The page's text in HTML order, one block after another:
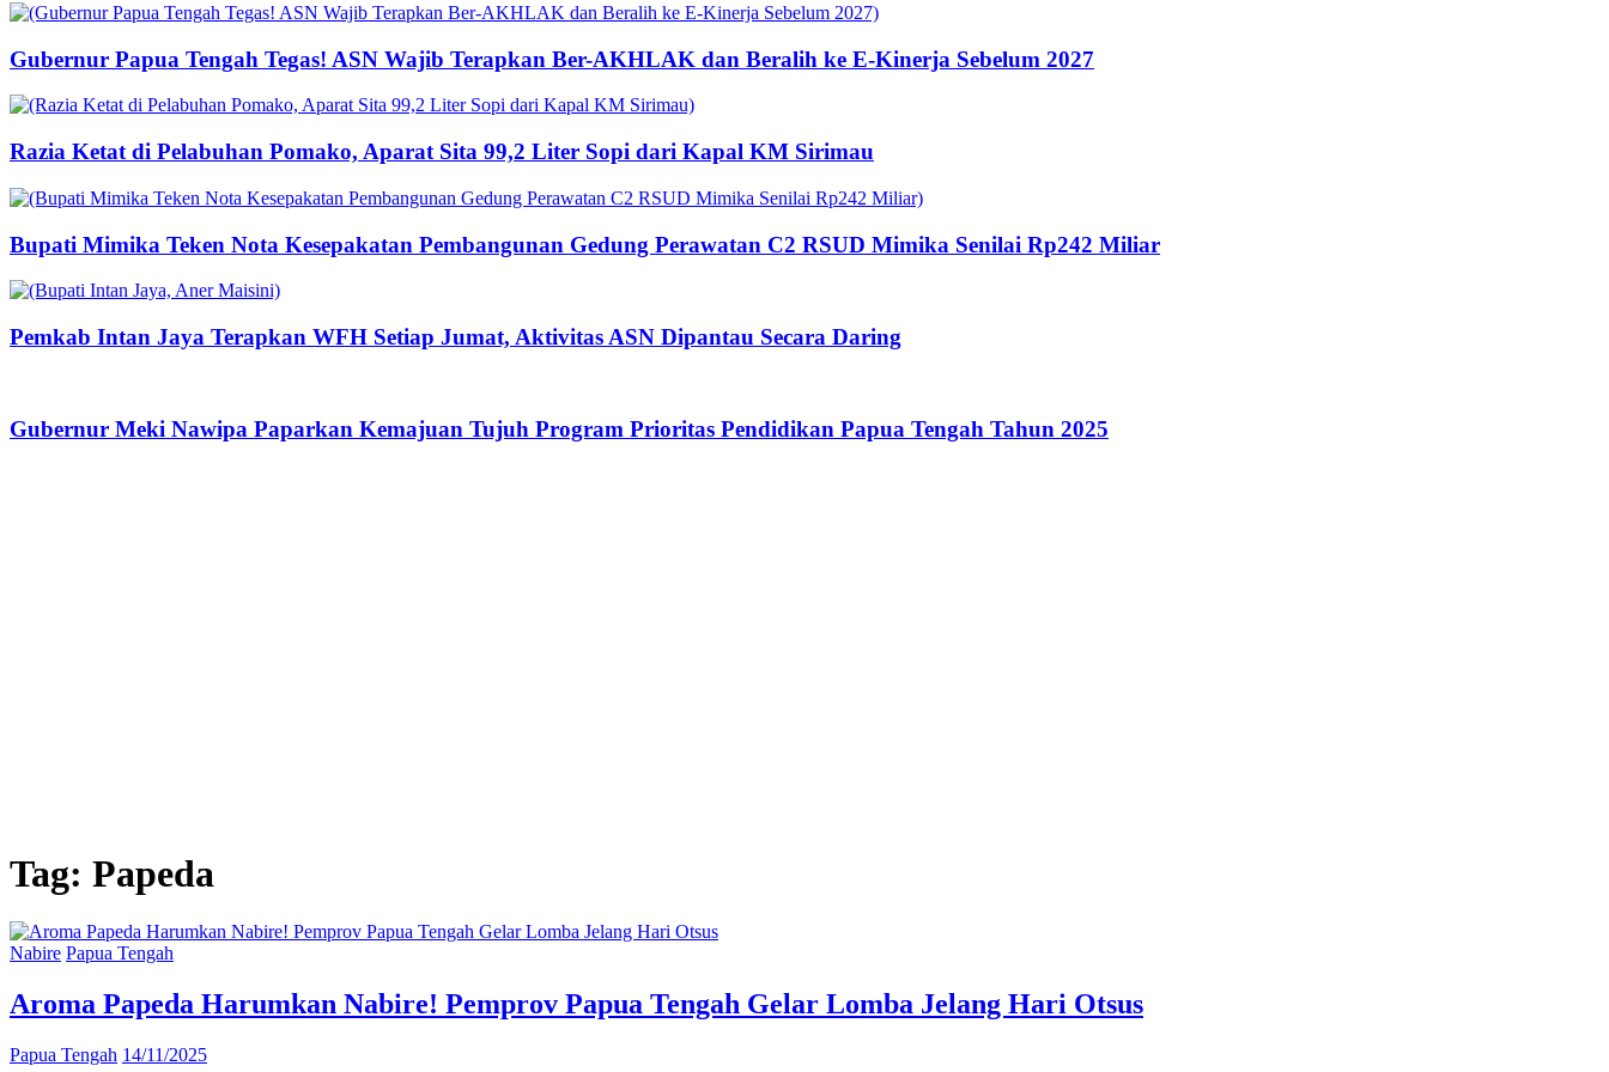
Gubernur Papua Tengah Tegas! ASN Wajib Terapkan Ber-AKHLAK dan Beralih ke E-Kinerja Sebelum 2027
Razia Ketat di Pelabuhan Pomako, Aparat Sita 99,2 Liter Sopi dari Kapal KM Sirimau
Bupati Mimika Teken Nota Kesepakatan Pembangunan Gedung Perawatan C2 RSUD Mimika Senilai Rp242 Miliar
Pemkab Intan Jaya Terapkan WFH Setiap Jumat, Aktivitas ASN Dipantau Secara Daring
Gubernur Meki Nawipa Paparkan Kemajuan Tujuh Program Prioritas Pendidikan Papua Tengah Tahun 2025
Tag: Papeda
Nabire Papua Tengah
Aroma Papeda Harumkan Nabire! Pemprov Papua Tengah Gelar Lomba Jelang Hari Otsus
Papua Tengah 14/11/2025